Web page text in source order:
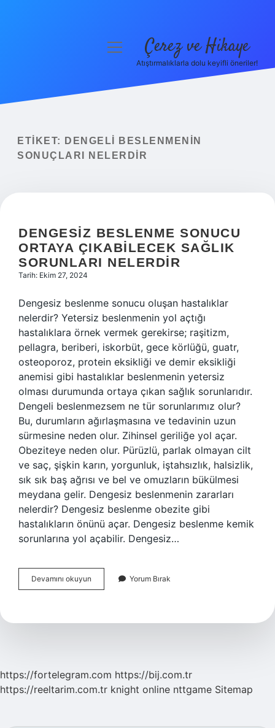
Yasal Uyarı
menüyü Çerez ve Hikaye
Atıştırmalıklarla dolu keyifli öneriler!
ETIKET:
DENGELI BESLENMENIN
SONUÇLARI NELERDIR
DENGESIZ BESLENME SONUCU
ORTAYA ÇIKABILECEK SAĞLIK
SORUNLARI NELERDIR
Tarih: Ekim 27, 2024
Dengesiz beslenme sonucu oluşan hastalıklar
nelerdir? Yetersiz beslenmenin yol açtığı
hastalıklara örnek vermek gerekirse; raşitizm,
pellagra, beriberi, iskorbüt, gece körlüğü, guatr,
osteoporoz, protein eksikliği ve demir eksikliği
anemisi gibi hastalıklar beslenmenin yetersiz
olması durumunda ortaya çıkan sağlık sorunlarıdır.
Dengeli beslenmezsem ne tür sorunlarımız olur?
Bu, durumların ağırlaşmasına ve tedavinin uzun
sürmesine neden olur. Zihinsel geriliğe yol açar.
Obeziteye neden olur. Pürüzlü, parlak olmayan cilt
ve saç, şişkin karın, yorgunluk, iştahsızlık, halsizlik,
sık sık baş ağrısı ve bel ve omuzların bükülmesi
meydana gelir. Dengesiz beslenmenin zararları
nelerdir? Dengesiz beslenme obezite gibi
hastalıkların önünü açar. Dengesiz beslenme kemik
sorunlarına yol açabilir. Dengesiz…
Devamını okuyun Dengesiz
Beslenme
Çıkabilecek
Yorum Bırak
https://fortelegram.com https://bij.com.tr
https://reeltarim.com.tr knight online nttgame Sitemap